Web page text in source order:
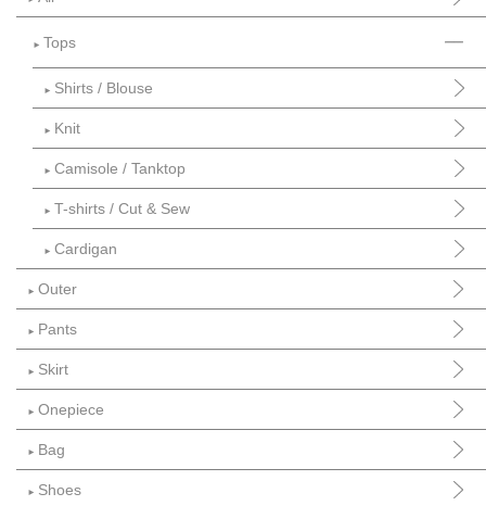
► Tops
► Shirts / Blouse
► Knit
► Camisole / Tanktop
► T-shirts / Cut & Sew
► Cardigan
► Outer
► Pants
► Skirt
► Onepiece
► Bag
► Shoes